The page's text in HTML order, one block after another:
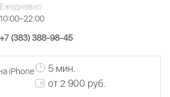
Ежедневно
10:00–22:00
+7 (383) 388-98-45
iPhone
5 мин.
от 2 900 руб.